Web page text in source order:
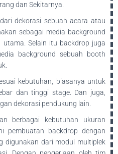
dan Sekitarnya.
dekorasi sebuah acara atau
sebagai media background
Selain itu backdrop juga
background sebuah booth
kebutuhan, biasanya untuk
dan tinggi stage. Dan juga,
dekorasi pendukung lain.
berbagai kebutuhan ukuran
pembuatan backdrop dengan
digunakan dari modul multiplek